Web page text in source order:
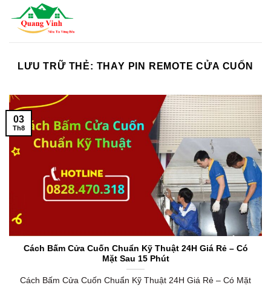
qua
LƯU TRỮ THẺ: THAY PIN REMOTE CỬA CUỐN
Cách Bấm Cửa Cuốn Chuẩn Kỹ Thuật 24H Giá Rẻ – Có
Mặt Sau 15 Phút
Cách Bấm Cửa Cuốn Chuẩn Kỹ Thuật 24H Giá Rẻ – Có Mặt
03
Th8